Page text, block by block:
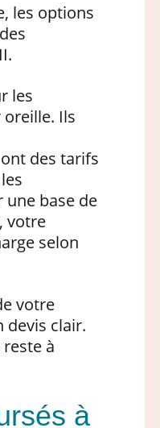
les options
les
Ils
des tarifs
une base de
votre
selon
votre
devis clair.
à
à